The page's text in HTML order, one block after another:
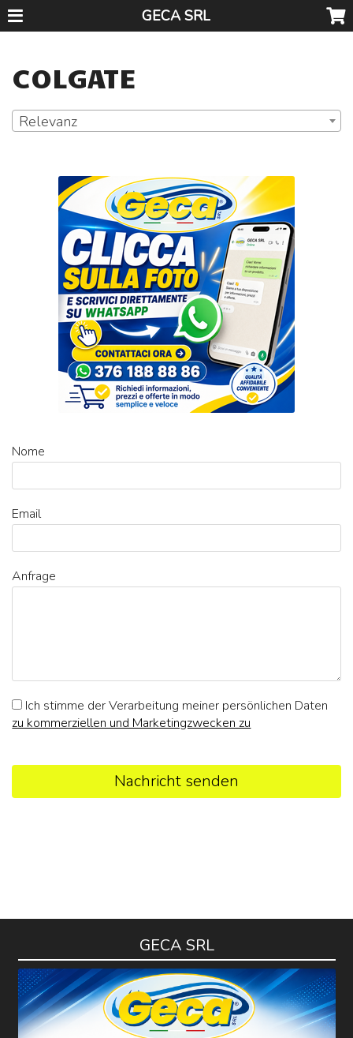
GECA SRL
COLGATE
Relevanz
Nome
Email
Anfrage
Ich stimme der Verarbeitung meiner persönlichen Daten
zu kommerziellen und Marketingzwecken zu
Nachricht senden
GECA SRL